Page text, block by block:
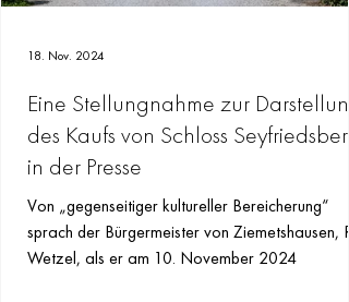
Eine Stellungnahme zur Darstellung
des Kaufs von Schloss Seyfriedsberg
in der Presse
Von „gegenseitiger kultureller Bereicherung“
sprach der Bürgermeister von Ziemetshausen,
Wetzel, als er am 10. November 2024
18. Nov. 2024